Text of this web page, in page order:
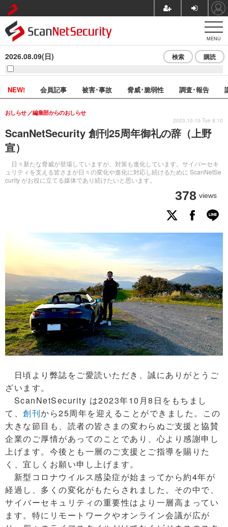
MENU
2026.08.09(日) 検索 購読
NEW! 会員記事 被害･事故 脅威･脆弱性 調査･報告
ScanNetSecurity 創刊25周年御礼の辞（上野
宣）
日々新たな脅威が登場していますが、対策も進化しています。サイバーセキ
ュリティを支える皆さまが日々の変化や進化に対応し続けるために ScanNetSe
curity がお役に立てる媒体であり続けたいと思います。
おしらせ 編集部からのおしらせ
378 views
2023.10.10 Tue 8:10
日頃より弊誌をご愛読いただき、誠にありがとうご
ざいます。
ScanNetSecurity は2023年10月8日をもちまし
て、 創刊から25周年を迎えることができました。この
大きな節目も、読者の皆さまの変わらぬご支援と協賛
企業のご厚情があってのことであり、心より感謝申し
上げます。今後とも一層のご支援とご指導を賜りた
く、宜しくお願い申し上げます。
新型コロナウイルス感染症が始まってから約4年が
経過し、多くの変化がもたらされました。その中で、
サイバーセキュリティの重要性はより一層高まってい
ます。特にリモートワークやオンライン会議が広が